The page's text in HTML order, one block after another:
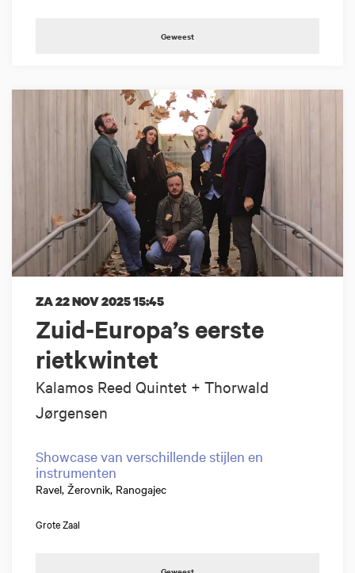
Geweest
Zuid-Europa’s eerste
rietkwintet
Kalamos Reed Quintet + Thorwald
Jørgensen
ZA 22 NOV 202515:45
Showcase van verschillende stijlen en
instrumenten
Ravel, Žerovnik, Ranogajec
Grote Zaal